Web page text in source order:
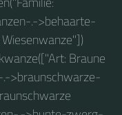
.->behaarte-
Braune
>braunschwarze-